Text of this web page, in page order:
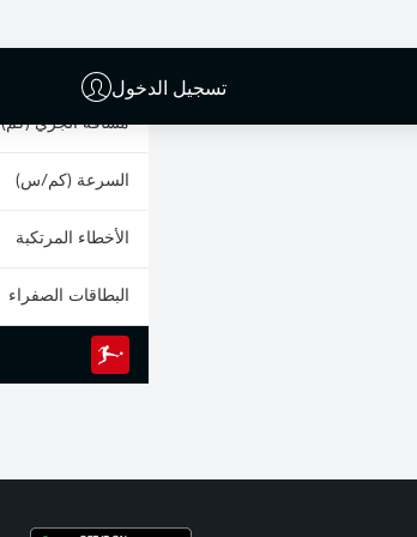
تسجيل الدخول
مسافة الجري (كم)
السرعة (كم/س)
الأخطاء المرتكبة
البطاقات الصفراء